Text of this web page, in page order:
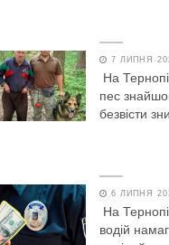
7 ЛИПНЯ
На
пес
безвісти
6 ЛИПНЯ
На
водій